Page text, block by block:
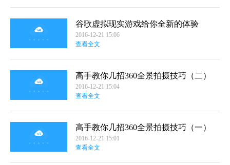
全文
谷歌虚拟现实游戏给你全新的体验
2016-12-21 15:06
查看全文
高手教你几招360全景拍摄技巧（二）
2016-12-21 15:04
查看全文
高手教你几招360全景拍摄技巧（一）
2016-12-21 15:01
查看全文